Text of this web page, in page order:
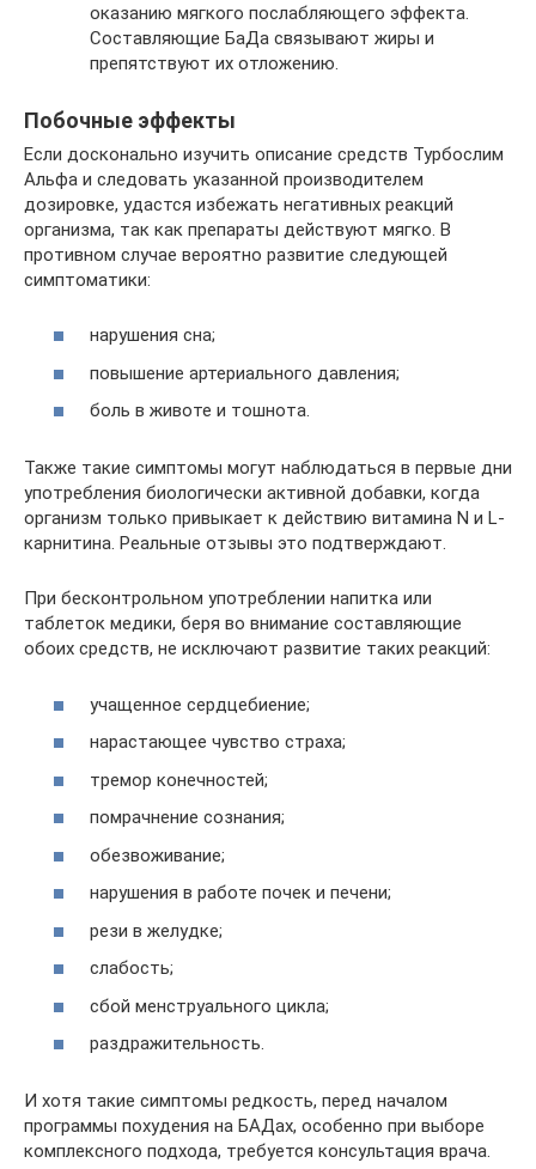
оказанию мягкого послабляющего эффекта.
Составляющие БаДа связывают жиры и
препятствуют их отложению.
Побочные эффекты
Если досконально изучить описание средств Турбослим
Альфа и следовать указанной производителем
дозировке, удастся избежать негативных реакций
организма, так как препараты действуют мягко. В
противном случае вероятно развитие следующей
симптоматики:
нарушения сна;
повышение артериального давления;
боль в животе и тошнота.
Также такие симптомы могут наблюдаться в первые дни
употребления биологически активной добавки, когда
организм только привыкает к действию витамина N и L-
карнитина. Реальные отзывы это подтверждают.
При бесконтрольном употреблении напитка или
таблеток медики, беря во внимание составляющие
обоих средств, не исключают развитие таких реакций:
учащенное сердцебиение;
нарастающее чувство страха;
тремор конечностей;
помрачнение сознания;
обезвоживание;
нарушения в работе почек и печени;
рези в желудке;
слабость;
сбой менструального цикла;
раздражительность.
И хотя такие симптомы редкость, перед началом
программы похудения на БАДах, особенно при выборе
комплексного подхода, требуется консультация врача.